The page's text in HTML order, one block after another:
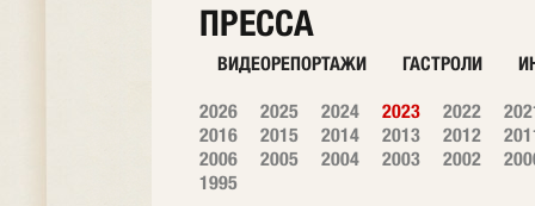
ПРЕССА
ВИДЕОРЕПОРТАЖИ ГАСТРОЛИ
2026 2025 2024 2023 2022
2016
2015 2014 2013 2012
2006
2005 2004 2003 2002
1995